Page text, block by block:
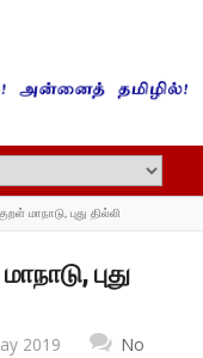
மாநாடு, புது தில்லி
புது
2019
No